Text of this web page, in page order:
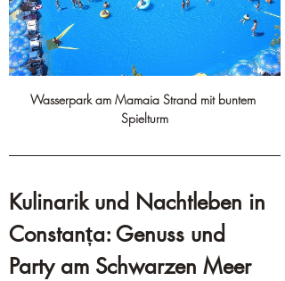
Wasserpark am Mamaia Strand mit buntem
Spielturm
Kulinarik und Nachtleben in
Constanța: Genuss und
Party am Schwarzen Meer